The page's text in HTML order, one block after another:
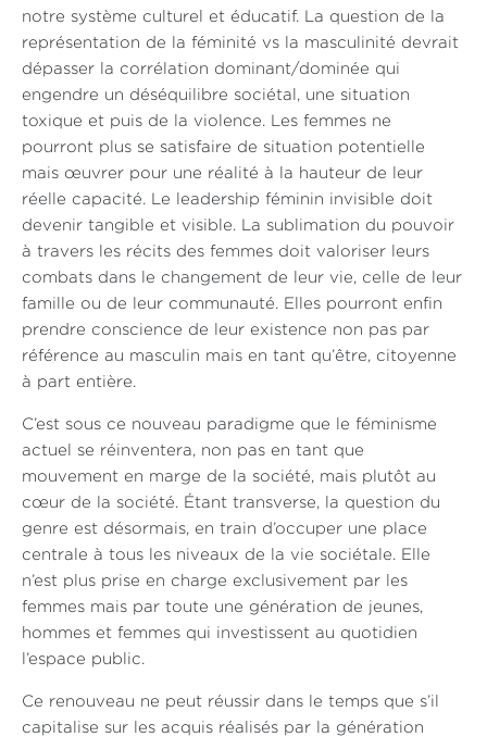
notre système culturel et éducatif. La question de la
représentation de la féminité vs la masculinité devrait
dépasser la corrélation dominant/dominée qui
engendre un déséquilibre sociétal, une situation
toxique et puis de la violence. Les femmes ne
pourront plus se satisfaire de situation potentielle
mais œuvrer pour une réalité à la hauteur de leur
réelle capacité. Le leadership féminin invisible doit
devenir tangible et visible. La sublimation du pouvoir
à travers les récits des femmes doit valoriser leurs
combats dans le changement de leur vie, celle de leur
famille ou de leur communauté. Elles pourront enfin
prendre conscience de leur existence non pas par
référence au masculin mais en tant qu’être, citoyenne
à part entière.
C’est sous ce nouveau paradigme que le féminisme
actuel se réinventera, non pas en tant que
mouvement en marge de la société, mais plutôt au
cœur de la société. Étant transverse, la question du
genre est désormais, en train d’occuper une place
centrale à tous les niveaux de la vie sociétale. Elle
n’est plus prise en charge exclusivement par les
femmes mais par toute une génération de jeunes,
hommes et femmes qui investissent au quotidien
l’espace public.
Ce renouveau ne peut réussir dans le temps que s’il
capitalise sur les acquis réalisés par la génération